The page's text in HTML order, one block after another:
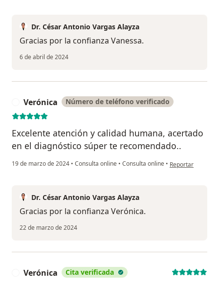
Dr. César Antonio Vargas Alayza
Gracias por la confianza Vanessa.
6 de abril de 2024
Verónica Número de teléfono verificado
Excelente atención y calidad humana, acertado
en el diagnóstico súper te recomendado..
19 de marzo de 2024 • Consulta online • Consulta online • en opinión del
Reportar
Dr. César Antonio Vargas Alayza
Gracias por la confianza Verónica.
22 de marzo de 2024
Verónica Cita verificada